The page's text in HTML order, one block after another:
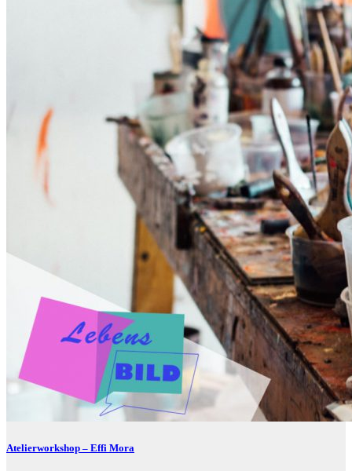
Atelierworkshop – Effi Mora